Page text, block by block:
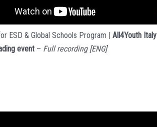
ESD & Global Schools Program |All4Youth Italy
event – Full recording [ENG]